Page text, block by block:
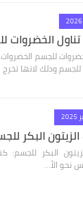
الخضروات
للجسم الخضروات
للجسم وذلك لانها
البكر
البكر للجسم:
نحو الأ…